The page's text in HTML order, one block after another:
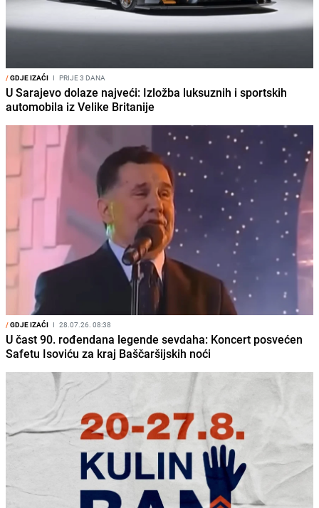
/GDJE IZAĆI I PRIJE 3 DANA
U Sarajevo dolaze najveći: Izložba luksuznih i sportskih
automobila iz Velike Britanije
/GDJE IZAĆI I 28.07.26. 08:38
U čast 90. rođendana legende sevdaha: Koncert posvećen
Safetu Isoviću za kraj Baščaršijskih noći